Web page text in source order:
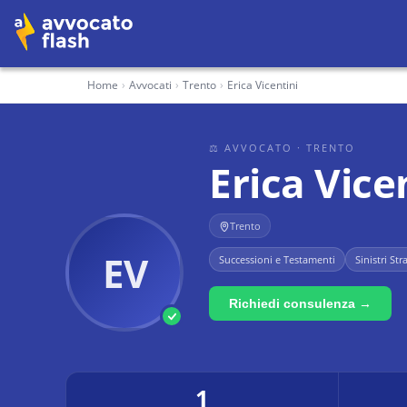
Home › Avvocati › Trento › Erica Vicentini
EV
⚖ AVVOCATO · TRENTO
Erica
Trento
Successioni e Testamenti Sinistri
Richiedi consulenza →
1